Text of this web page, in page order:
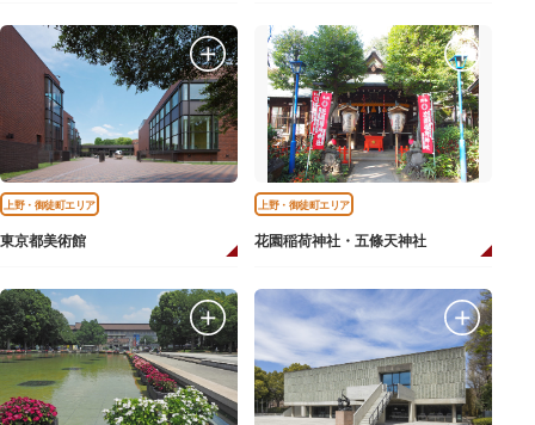
上野・御徒町エリア
東京都美術館
上野・御徒町エリア
花園稲荷神社・五條天神社